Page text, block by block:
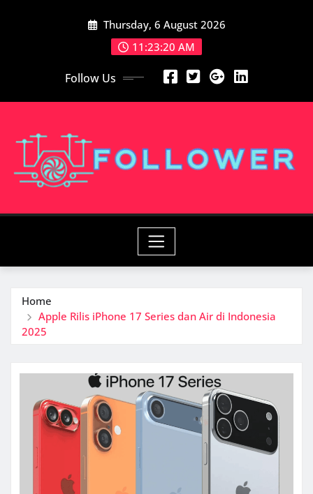
Thursday, 6 August 2026
11:23:20 AM
Follow Us
Home
Apple Rilis iPhone 17 Series dan Air di Indonesia
2025